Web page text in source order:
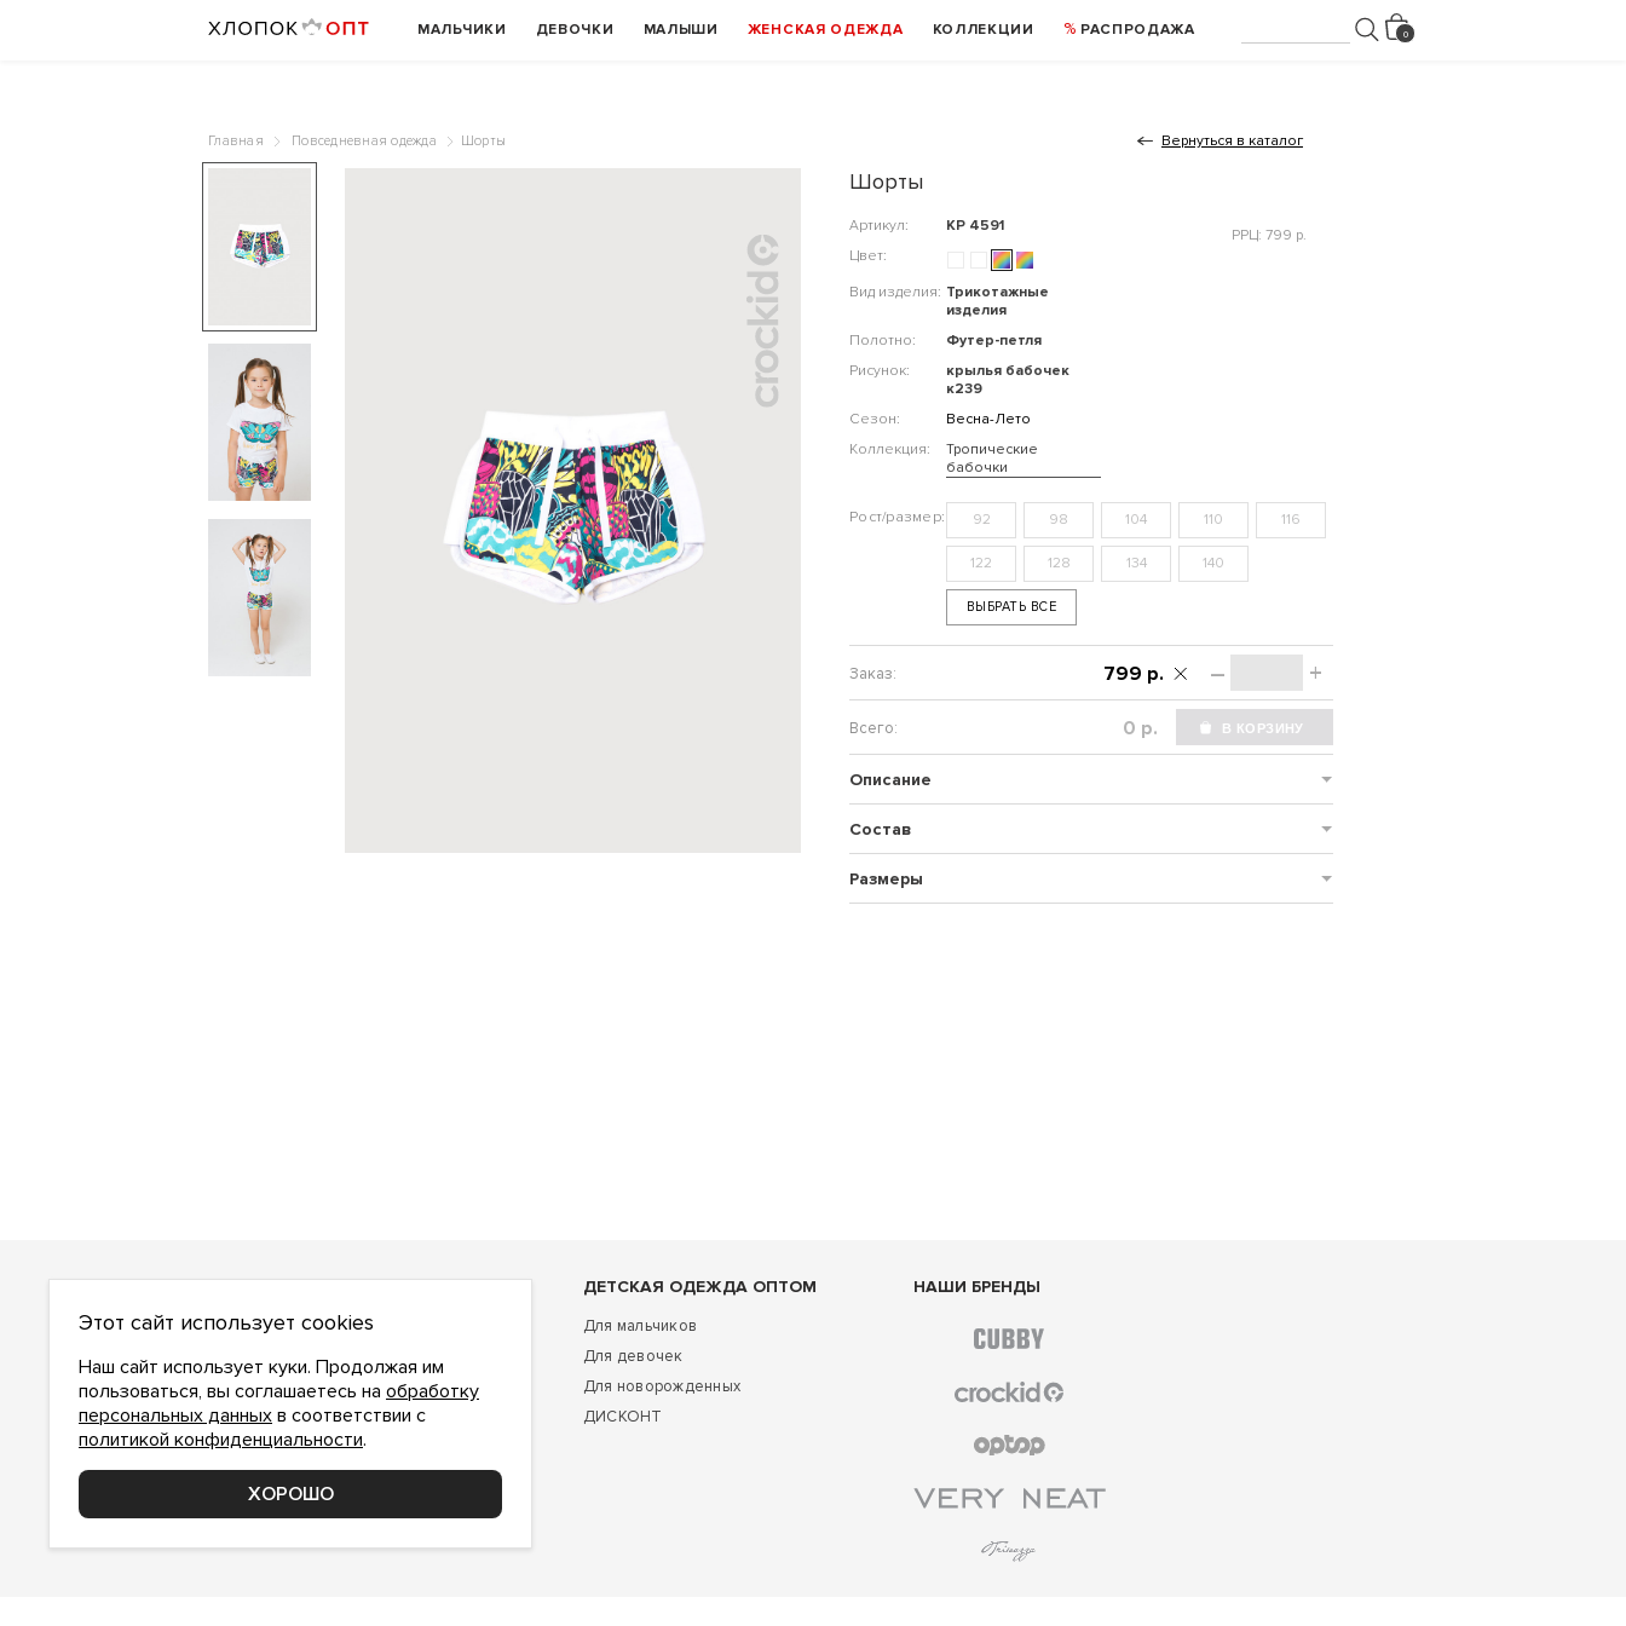
МАЛЬЧИКИ ДЕВОЧКИ МАЛЫШИ ЖЕНСКАЯ ОДЕЖДА КОЛЛЕКЦИИ РАСПРОДАЖА
Главная Повседневная одежда Шорты Вернуться в каталог
Шорты
Артикул:
КР 4591
Цвет:
Вид изделия: Трикотажные
изделия
Полотно:
Футер-петля
Рисунок:
крылья бабочек
к239
Сезон:
Весна-Лето
Коллекция:
Тропические
бабочки
РРЦ: 799 р.
92 98 104 110 116
122 128 134 140
ВЫБРАТЬ ВСЕ
– +
799 р.
р.
Описание
Состав
Размеры
О НАС
О компании
Как сделать заказ
Условия работы
Доставка и оплата
Возврат
ДЕТСКАЯ ОДЕЖДА ОПТОМ
Для мальчиков
Для девочек
Для новорожденных
ДИСКОНТ
НАШИ БРЕНДЫ
Этот сайт использует cookies
Наш сайт использует куки. Продолжая им
пользоваться, вы соглашаетесь на обработку
персональных данных в соответствии с
политикой конфиденциальности.
ХОРОШО